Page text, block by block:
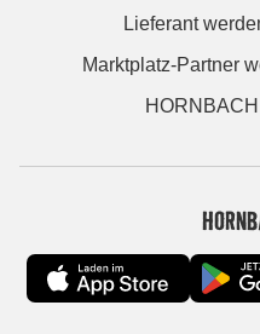
Lieferant
Marktplatz-Partner